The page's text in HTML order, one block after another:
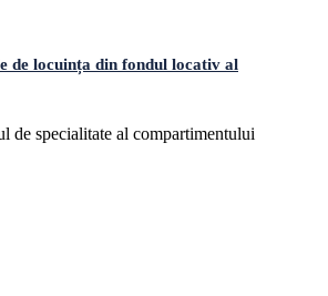
de locuința din fondul locativ al
de specialitate al compartimentului